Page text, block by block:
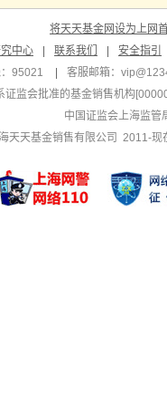
将天天基金网设为上网
中心 | 联系我们 |
安全指引
95021
| 客服邮箱：
证监会批准的基金销售机构
中国证监会上海监管
天天基金销售有限公司 2011-